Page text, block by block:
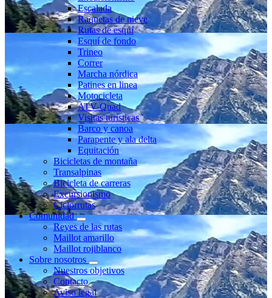
Escalada
Raquetas de nieve
Rutas de esquí
Esquí de fondo
Trineo
Correr
Marcha nórdica
Patines en linea
Motocicleta
ATV-Quad
Visitas turísticas
Barco y canoa
Parapente y ala delta
Equitación
Bicicletas de montaña
Transalpinas
Bicicleta de carreras
Excursionismo
Ciclorrutas
Comunidad
Reyes de las rutas
Maillot amarillo
Maillot rojiblanco
Sobre nosotros
Nuestros objetivos
Contacto
Aviso legal